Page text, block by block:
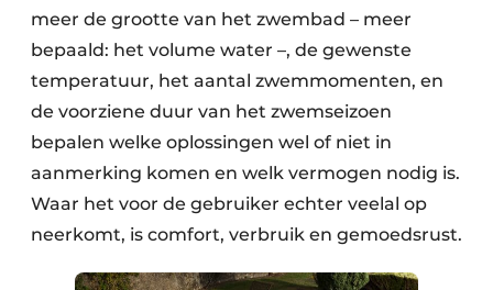
meer de grootte van het zwembad – meer
bepaald: het volume water –, de gewenste
temperatuur, het aantal zwemmomenten, en
de voorziene duur van het zwemseizoen
bepalen welke oplossingen wel of niet in
aanmerking komen en welk vermogen nodig is.
Waar het voor de gebruiker echter veelal op
neerkomt, is comfort, verbruik en gemoedsrust.